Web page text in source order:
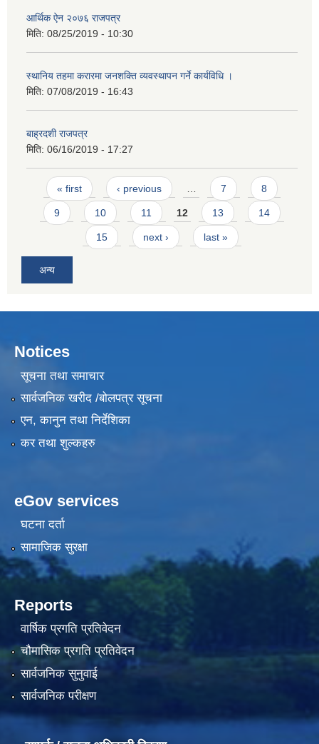
आर्थिक ऐन २०७६ राजपत्र
मिति: 08/25/2019 - 10:30
स्थानिय तहमा करारमा जनशक्ति व्यवस्थापन गर्ने कार्यविधि ।
मिति: 07/08/2019 - 16:43
बाह्रदशी राजपत्र
मिति: 06/16/2019 - 17:27
Pages
« first ‹ previous 7 8
9 10 11 12 13 14
15 next › last »
अन्य
Notices
सूचना तथा समाचार
सार्वजनिक खरीद /बोलपत्र सूचना
एन, कानुन तथा निर्देशिका
कर तथा शुल्कहरु
eGov services
घटना दर्ता
सामाजिक सुरक्षा
Reports
वार्षिक प्रगति प्रतिवेदन
चौमासिक प्रगति प्रतिवेदन
सार्वजनिक सुनुवाई
सार्वजनिक परीक्षण